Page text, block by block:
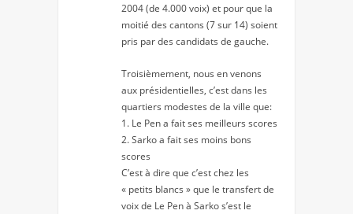
2004 (de 4.000 voix) et pour que la
moitié des cantons (7 sur 14) soient
pris par des candidats de gauche.
Troisièmement, nous en venons
aux présidentielles, c’est dans les
quartiers modestes de la ville que:
1. Le Pen a fait ses meilleurs scores
2. Sarko a fait ses moins bons
scores
C’est à dire que c’est chez les
« petits blancs » que le transfert de
voix de Le Pen à Sarko s’est le